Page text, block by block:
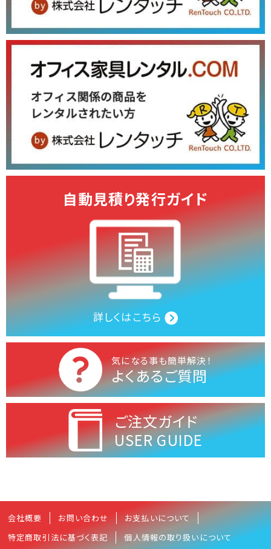
自動見積り発行ガイド
詳しくはこちら
気になる事も簡単解決！
よくあるご質問
ご注文ガイド
USER GUIDE
会社概要 お問い合わせ
お支払いについて
特定商取引法に基づく表記
個人情報の取り扱いについて